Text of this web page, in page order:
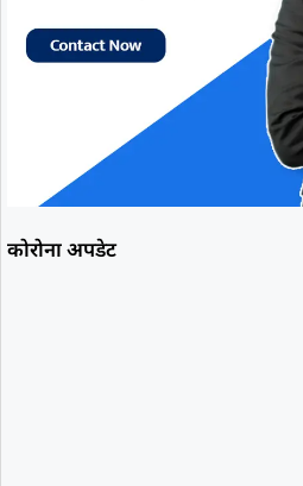
कोरोना अपडेट